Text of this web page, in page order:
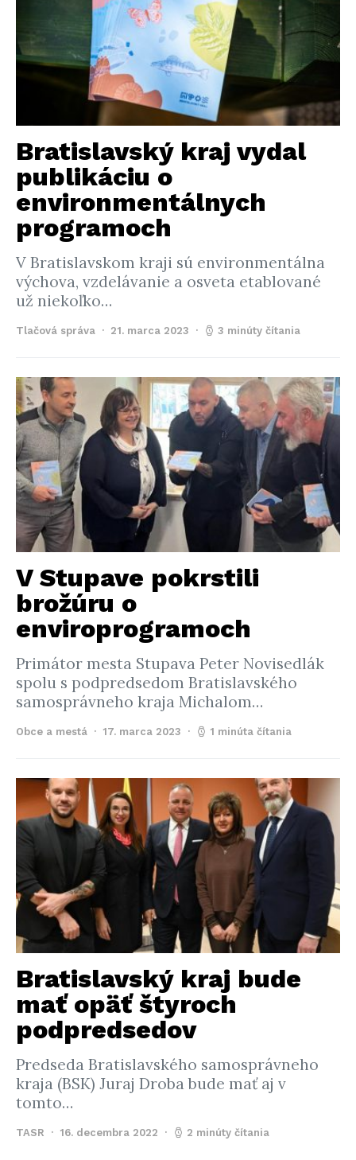
Bratislavský kraj vydal
publikáciu o
environmentálnych
programoch
V Bratislavskom kraji sú environmentálna
výchova, vzdelávanie a osveta etablované
už niekoľko…
Tlačová správa 21. marca 2023 3 minúty čítania
V Stupave pokrstili
brožúru o
enviroprogramoch
Primátor mesta Stupava Peter Novisedlák
spolu s podpredsedom Bratislavského
samosprávneho kraja Michalom…
Obce a mestá 17. marca 2023 1 minúta čítania
Bratislavský kraj bude
mať opäť štyroch
podpredsedov
Predseda Bratislavského samosprávneho
kraja (BSK) Juraj Droba bude mať aj v
tomto…
TASR 16. decembra 2022 2 minúty čítania